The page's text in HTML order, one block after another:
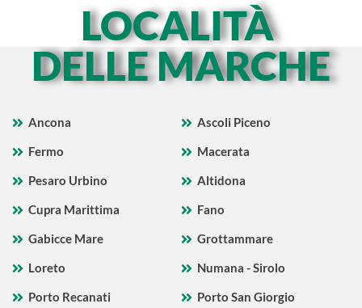
LOCALITÀ
DELLE MARCHE
Ancona
Ascoli Piceno
Fermo
Macerata
Pesaro Urbino
Altidona
Cupra Marittima
Fano
Gabicce Mare
Grottammare
Loreto
Numana - Sirolo
Porto Recanati
Porto San Giorgio